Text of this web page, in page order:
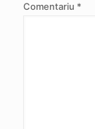
Comentariu *